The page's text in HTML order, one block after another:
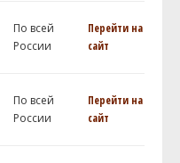
По всей
России
Перейти на
сайт
По всей
России
Перейти на
сайт